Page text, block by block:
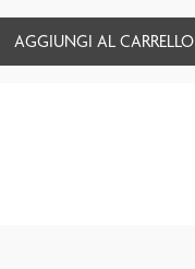
AGGIUNGI AL CARRELLO